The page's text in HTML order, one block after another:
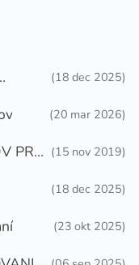
(18 dec 2025)
(20 mar 2026)
PRE
(15 nov 2019)
(18 dec 2025)
(23 okt 2025)